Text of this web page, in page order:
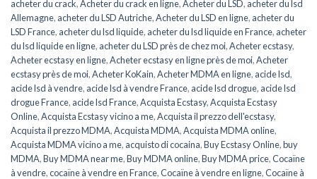
acheter du crack,Acheter du crack en ligne,Acheter du LSD, acheter du lsd
Allemagne, acheter du LSD Autriche,Acheter du LSD en ligne, acheter du
LSD France, acheter du lsd liquide, acheter du lsd liquide en France, acheter
du lsd liquide en ligne, acheter du LSD près de chez moi,Acheter ecstasy,
Acheter ecstasy en ligne,Acheter ecstasy en ligne près de moi,Acheter
ecstasy près de moi,Acheter KoKain,Acheter MDMA en ligne, acide lsd,
acide lsd à vendre, acide lsd à vendre France, acide lsd drogue, acide lsd
drogue France, acide lsd France,Acquista Ecstasy,Acquista Ecstasy
Online,Acquista Ecstasy vicino a me,Acquista il prezzo dell'ecstasy,
Acquista il prezzo MDMA,Acquista MDMA,Acquista MDMA online,
Acquista MDMA vicino a me, acquisto di cocaina,Buy Ecstasy Online,buy
MDMA,Buy MDMA near me,Buy MDMA online,Buy MDMA price,Cocaïne
à vendre,cocaïne à vendre en France,Cocaïne à vendre en ligne,Cocaïne à